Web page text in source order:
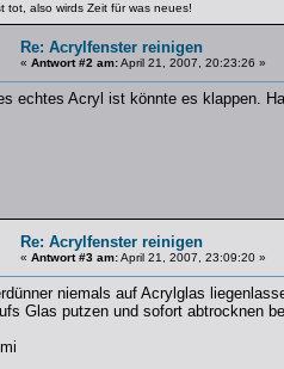
tot, also wirds Zeit für was neues!
Re: Acrylfenster reinigen
« Antwort #2 am:April 21, 2007, 20:23:26 »
echtes Acryl ist könnte es klappen.
Re: Acrylfenster reinigen
« Antwort #3 am:April 21, 2007, 23:09:20 »
niemals auf Acrylglas
Glas putzen und sofort abtrocknen